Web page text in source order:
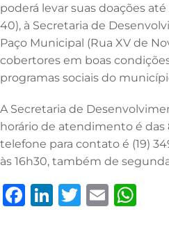
poderá levar suas doações
40), à Secretaria de
Paço Municipal (Rua XV de
cobertores em boas
programas sociais do
A Secretaria de
horário de atendimento é das
telefone para contato é (19)
às 16h30, também de
F
Li T
E